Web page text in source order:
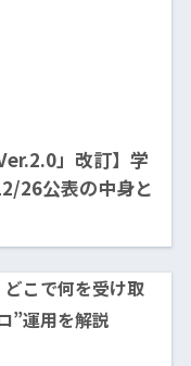
」改訂】学
26公表の中身と